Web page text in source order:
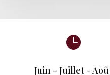

Juin - Juillet -